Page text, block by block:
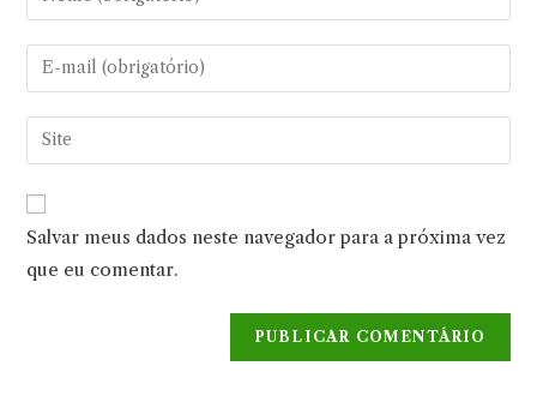
seu
nome
ou
de
usuário
para
comentar
Digite
seu
endereço
de
mail
para
comentar
Digite
o
URL
do
seu
site
Salvar meus dados neste navegador para a próxima vez
que eu comentar.